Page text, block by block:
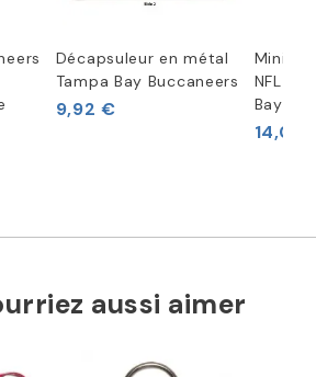
Décapsuleur en métal
Tampa Bay Buccaneers
9,92 €
Mini
NFL
Bay
14,05
aussi aimer